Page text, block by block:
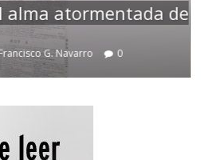
alma atormentada de
G. Navarro 0